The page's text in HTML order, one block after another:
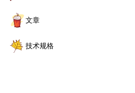
文章
技术规格